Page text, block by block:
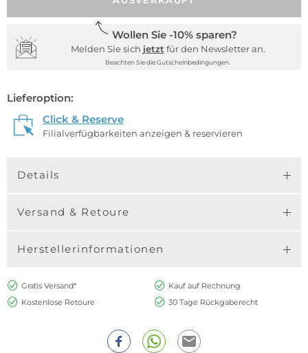
Wollen Sie -10% sparen?
Melden Sie sich jetzt für den Newsletter an.
Beachten Sie die Gutscheinbedingungen.
Lieferoption:
Click & Reserve
Filialverfügbarkeiten anzeigen & reservieren
Details
Versand & Retoure
Herstellerinformationen
Gratis Versand*
Kauf auf Rechnung
Kostenlose Retoure
30 Tage Rückgaberecht